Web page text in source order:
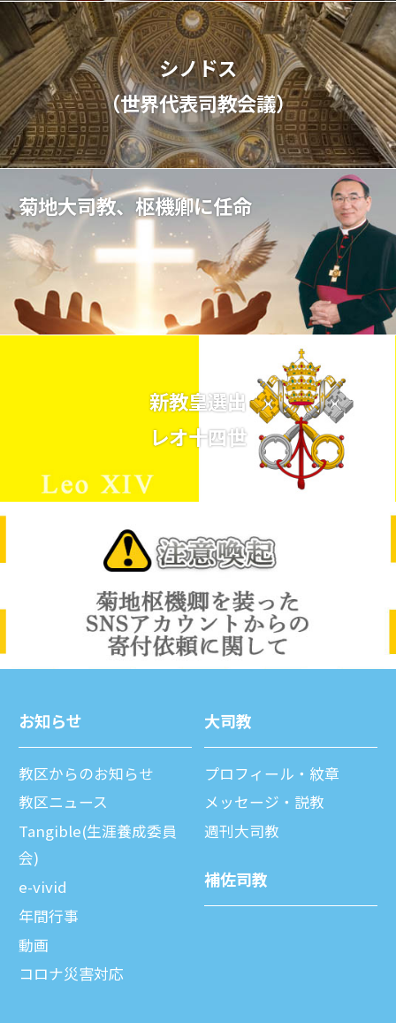
シノドス
（世界代表司教会議）
菊地大司教、枢機卿に任命
新教皇選出
レオ十四世
お知らせ
教区からのお知らせ
教区ニュース
Tangible(生涯養成委員
会)
e-vivid
年間⾏事
動画
コロナ災害対応
⼤司教
プロフィール・紋章
メッセージ・説教
週刊⼤司教
補佐司教